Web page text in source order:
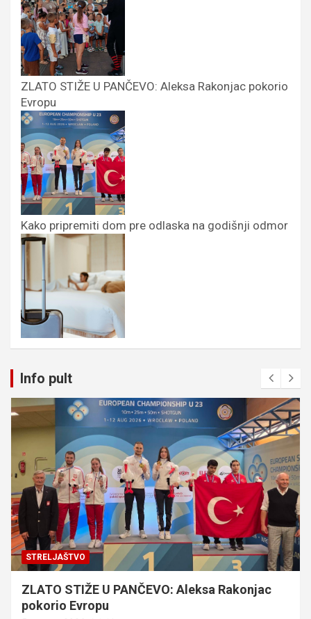
ZLATO STIŽE U PANČEVO: Aleksa Rakonjac pokorio
Evropu
Kako pripremiti dom pre odlaska na godišnji odmor
Info pult
STRELJAŠTVO
ZLATO STIŽE U PANČEVO: Aleksa Rakonjac
pokorio Evropu